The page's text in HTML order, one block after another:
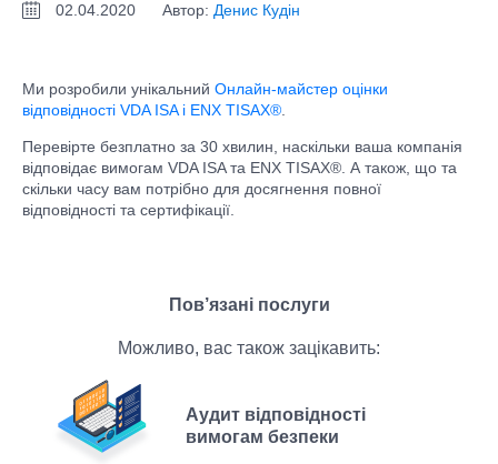
02.04.2020 Автор: Денис Кудін
Ми розробили унікальний Онлайн-майстер оцінки
відповідності VDA ISA і ENX TISAX®
Перевірте безплатно за 30 хвилин, наскільки ваша компанія
відповідає вимогам VDA ISA та ENX TISAX®. А також, що та
скільки часу вам потрібно для досягнення повної
відповідності та сертифікації.
Пов’язані послуги
Можливо, вас також зацікавить:
Аудит відповідності
вимогам безпеки